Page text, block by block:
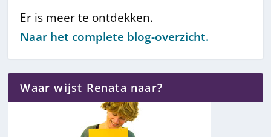
Er is meer te ontdekken.
Naar het complete blog-overzicht.
Waar wijst Renata naar?